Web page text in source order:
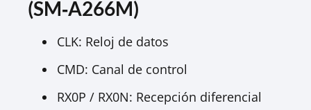
(SM‑A266M)
CLK: Reloj de datos
CMD: Canal de control
RX0P / RX0N: Recepción diferencial